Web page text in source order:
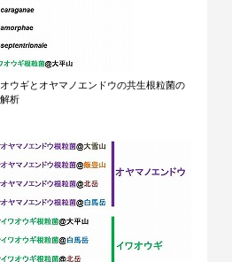
ウギとオヤマノエンドウの共生根粒菌の
析